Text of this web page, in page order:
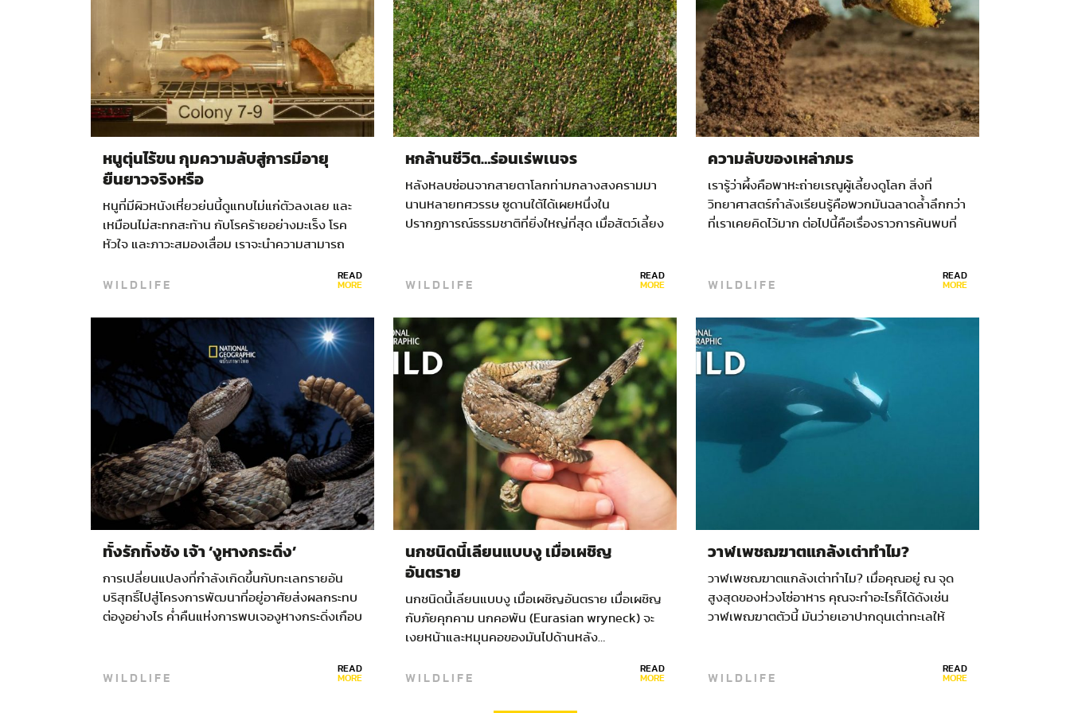
หนูตุ่นไร้ขน กุมความลับสู่การมีอายุ
ยืนยาวจริงหรือ
หนูที่มีผิวหนังเหี่ยวย่นนี้ดูแทบไม่แก่ตัวลงเลย และ
เหมือนไม่สะทกสะท้าน กับโรคร้ายอย่างมะเร็ง โรค
หัวใจ และภาวะสมองเสื่อม เราจะนำความสามารถ
ไม่…
WILDLIFE READ
MORE
หกล้านชีวิต…ร่อนเร่พเนจร
หลังหลบซ่อนจากสายตาโลกท่ามกลางสงครามมา
นานหลายทศวรรษ ซูดานใต้ได้เผยหนึ่งใน
ปรากฏการณ์ธรรมชาติที่ยิ่งใหญ่ที่สุด เมื่อสัตว์เลี้ยง
เวลาส่วนใหญ่ของครึ่งศตวรรษที่ผ่านมา แทบไม่เคย
หนึ่งในโลกเลย สาธารณรัฐเซาท์ซูดานหรือซูดานใต้
ในแอฟริกาตะวันออกมีพื้นที่แผ่ไพศาลกว่า
600,000…
WILDLIFE READ
MORE
ความลับของเหล่าภมร
เรารู้ว่าผึ้งคือพาหะถ่ายเรณูผู้เลี้ยงดูโลก สิ่งที่
วิทยาศาสตร์กำลังเรียนรู้คือพวกมันฉลาดล้ำลึกกว่า
ที่เราเคยคิดไว้มาก ต่อไปนี้คือเรื่องราวการค้นพบที่
ตอนเหนือของรัฐนิวเม็กซิโก ทั้งมนุษย์และหมู่ภมร
WILDLIFE READ
MORE
ทั้งรักทั้งชัง เจ้า ‘งูหางกระดิ่ง’
การเปลี่ยนแปลงที่กำลังเกิดขึ้นกับทะเลทรายอัน
บริสุทธิ์ไปสู่โครงการพัฒนาที่อยู่อาศัยส่งผลกระทบ
ต่องูอย่างไร ค่ำคืนแห่งการพบเจองูหางกระดิ่งเกือบ
ไฟฟ้าเคลื่อนไปอย่างเงียบเชียบในคืนข้างขึ้น ข้าม
WILDLIFE READ
MORE
นกชนิดนี้เลียนแบบงู เมื่อเผชิญ
อันตราย
นกชนิดนี้เลียนแบบงู เมื่อเผชิญอันตราย เมื่อเผชิญ
กับภัยคุกคาม นกคอพัน (Eurasian wryneck) จะ
เงยหน้าและหมุนคอของมันไปด้านหลัง…
WILDLIFE READ
MORE
วาฬเพชฌฆาตแกล้งเต่าทำไม?
วาฬเพชฌฆาตแกล้งเต่าทำไม? เมื่อคุณอยู่ ณ จุด
สูงสุดของห่วงโซ่อาหาร คุณจะทำอะไรก็ได้ดังเช่น
วาฬเพฌฆาตตัวนี้ มันว่ายเอาปากดุนเต่าทะเลให้
WILDLIFE READ
MORE